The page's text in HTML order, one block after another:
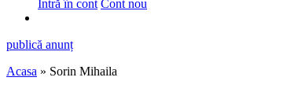
Intră în cont Cont nou
publică anunț
Acasa » Sorin Mihaila